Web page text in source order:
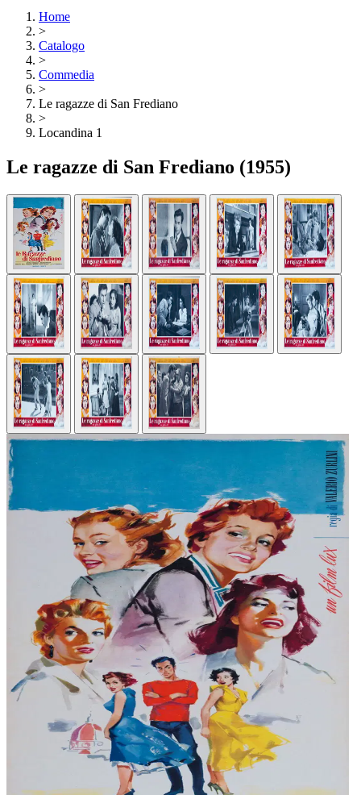
Home
>
Catalogo
>
Commedia
>
Le ragazze di San Frediano
>
Locandina 1
Le ragazze di San Frediano (1955)